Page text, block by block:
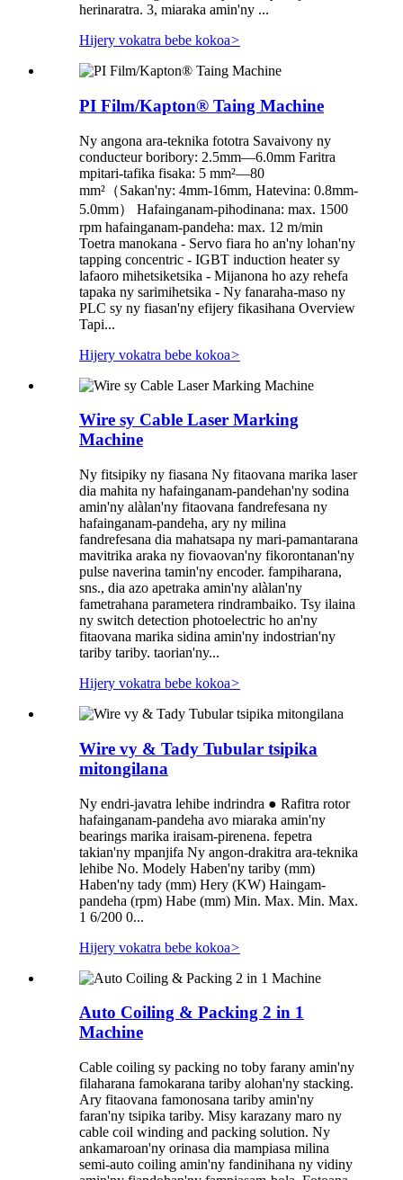
herinaratra. 3, miaraka amin'ny ...
Hijery vokatra bebe kokoa>
PI Film/Kapton® Taing Machine
Ny angona ara-teknika fototra Savaivony ny
conducteur boribory: 2.5mm—6.0mm Faritra
mpitari-tafika fisaka: 5 mm²—80
mm²（Sakan'ny: 4mm-16mm, Hatevina: 0.8mm-
5.0mm） Hafainganam-pihodinana: max. 1500
rpm hafainganam-pandeha: max. 12 m/min
Toetra manokana - Servo fiara ho an'ny lohan'ny
tapping concentric - IGBT induction heater sy
lafaoro mihetsiketsika - Mijanona ho azy rehefa
tapaka ny sarimihetsika - Ny fanaraha-maso ny
PLC sy ny fiasan'ny efijery fikasihana Overview
Tapi...
Hijery vokatra bebe kokoa>
Wire sy Cable Laser Marking
Machine
Ny fitsipiky ny fiasana Ny fitaovana marika laser
dia mahita ny hafainganam-pandehan'ny sodina
amin'ny alàlan'ny fitaovana fandrefesana ny
hafainganam-pandeha, ary ny milina
fandrefesana dia mahatsapa ny mari-pamantarana
mavitrika araka ny fiovaovan'ny fikorontanan'ny
pulse naverina tamin'ny encoder. fampiharana,
sns., dia azo apetraka amin'ny alàlan'ny
fametrahana parametera rindrambaiko. Tsy ilaina
ny switch detection photoelectric ho an'ny
fitaovana marika sidina amin'ny indostrian'ny
tariby tariby. taorian'ny...
Hijery vokatra bebe kokoa>
Wire vy & Tady Tubular tsipika
mitongilana
Ny endri-javatra lehibe indrindra ● Rafitra rotor
hafainganam-pandeha avo miaraka amin'ny
bearings marika iraisam-pirenena. fepetra
takian'ny mpanjifa Ny angon-drakitra ara-teknika
lehibe No. Modely Haben'ny tariby (mm)
Haben'ny tady (mm) Hery (KW) Haingam-
pandeha (rpm) Habe (mm) Min. Max. Min. Max.
1 6/200 0...
Hijery vokatra bebe kokoa>
Auto Coiling & Packing 2 in 1
Machine
Cable coiling sy packing no toby farany amin'ny
filaharana famokarana tariby alohan'ny stacking.
Ary fitaovana famonosana tariby amin'ny
faran'ny tsipika tariby. Misy karazany maro ny
cable coil winding and packing solution. Ny
ankamaroan'ny orinasa dia mampiasa milina
semi-auto coiling amin'ny fandinihana ny vidiny